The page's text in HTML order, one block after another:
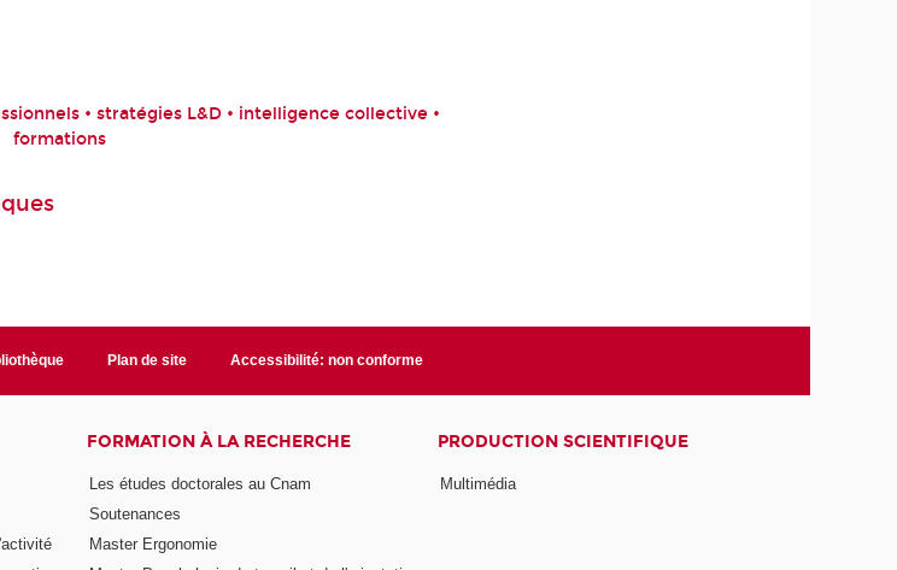
• stratégies L&D • intelligence collective •
formations
Plan de site Accessibilité: non conforme
FORMATION À LA RECHERCHE
Les études doctorales au Cnam
Soutenances
Master Ergonomie
PRODUCTION SCIENTIFIQUE
Multimédia